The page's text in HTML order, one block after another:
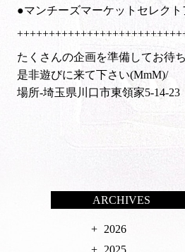
●マンチーズマーケットセレクト
たくさんの企画を準備してお待
是非遊びに来て下さい(MmM)/
場所-埼玉県川口市東領家5-14-23
ARCHIVES
2026
2025